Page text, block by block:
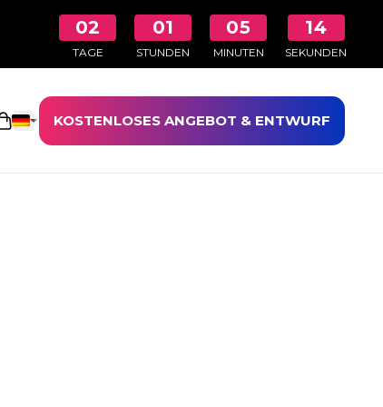
02
TAGE
01
STUNDEN
05
MINUTEN
13
SEKUNDEN
öffnen
KOSTENLOSES ANGEBOT & ENTWURF